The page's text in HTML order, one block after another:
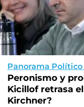
Panorama
Peronismo y
Kicillof retrasa
Kirchner?